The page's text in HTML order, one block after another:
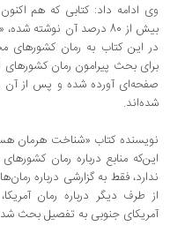
وی ادامه داد: کتابی که هم
بیش از 80 درصد آن
در این کتاب به رمان کشورهای
برای بحث پیرامون رمان کشورهای
صفحه‌ای آورده شده و پس از آن
شده‌اند.
نویسنده کتاب «شناخت هرمان
این‌که منابع درباره رمان
ندارد، فقط به گزارشی درباره
از طرف دیگر درباره رمان
آمریکای جنوبی به تفصیل بحث